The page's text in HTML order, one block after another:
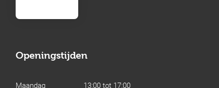
Openingstijden
Maandag
13:00 tot 17:00